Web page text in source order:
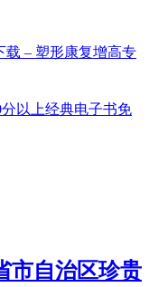
载 – 塑形康复增高专
分以上经典电子书免
市自治区珍贵